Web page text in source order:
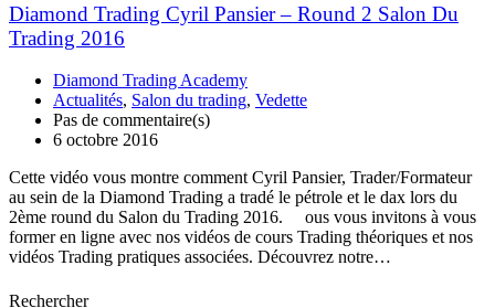
Diamond Trading Cyril Pansier – Round 2 Salon Du
Trading 2016
Diamond Trading Academy
Actualités, Salon du trading, Vedette
Pas de commentaire(s)
6 octobre 2016
Cette vidéo vous montre comment Cyril Pansier, Trader/Formateur
au sein de la Diamond Trading a tradé le pétrole et le dax lors du
2ème round du Salon du Trading 2016. ous vous invitons à vous
former en ligne avec nos vidéos de cours Trading théoriques et nos
vidéos Trading pratiques associées. Découvrez notre…
Rechercher